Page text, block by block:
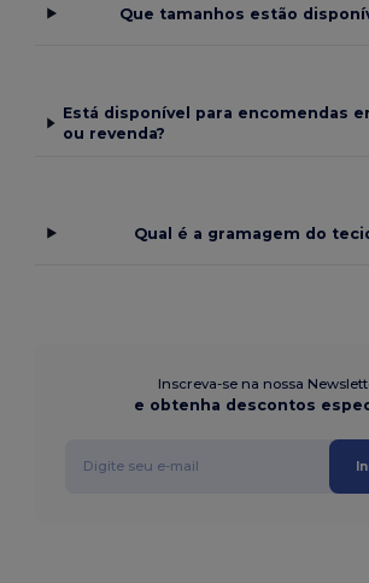
Que tamanhos estão
Está disponível para encomendas
ou revenda?
Qual é a gramagem do
Inscreva-se na nossa
e obtenha descontos